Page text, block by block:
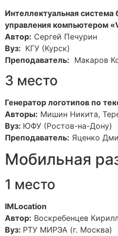
Интеллектуальная система
управления компьютером
Автор: Сергей Печурин
Вуз: КГУ (Курск)
Преподаватель: Макаров
3 место
Генератор логотипов по
Авторы: Мишин Никита,
Вуз: ЮФУ (Ростов-на-Дону)
Преподаватель: Яценко
Мобильная
1 место
IMLocation
Автор: Воскребенцев
Вуз: РТУ МИРЭА (г. Москва)